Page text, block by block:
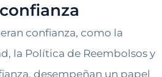
confianza, como la
la Política de Reembolsos y
desempeñan un papel